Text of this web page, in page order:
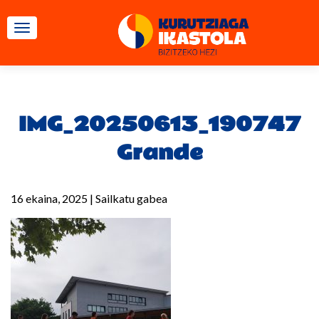
TOGGLE NAVIGATION
IMG_20250613_190747
Grande
16 ekaina, 2025 | Sailkatu gabea